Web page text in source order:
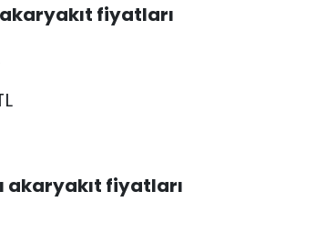
fiyatları
akaryakıt fiyatları